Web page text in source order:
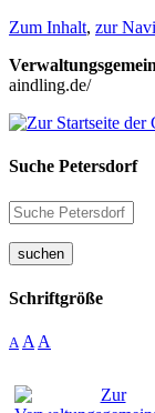
Zum Inhalt, zur
aindling.de/
Suche Petersdorf
suchen
Schriftgröße
A A A